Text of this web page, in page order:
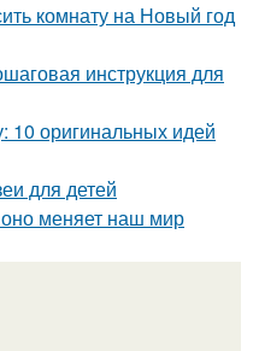
комнату на Новый год
инструкция для
10 оригинальных идей
для детей
оно меняет наш мир